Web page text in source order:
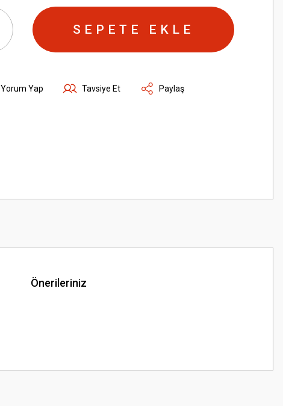
SEPETE EKLE
Yorum Yap Tavsiye Et Paylaş
Önerileriniz